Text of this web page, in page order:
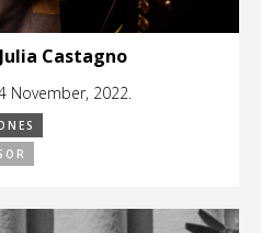
Castagno
November, 2022.